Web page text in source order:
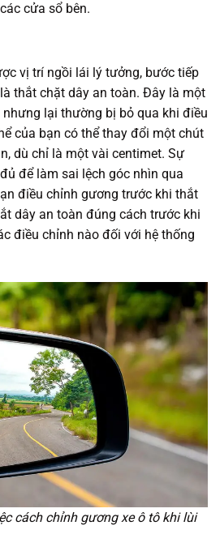
cửa sổ bên.
vị trí ngồi lái lý tưởng, bước tiếp
thắt chặt dây an toàn. Đây là một
lại thường bị bỏ qua khi điều
của bạn có thể thay đổi một chút
dù chỉ là một vài centimet. Sự
để làm sai lệch góc nhìn qua
điều chỉnh gương trước khi thắt
dây an toàn đúng cách trước khi
điều chỉnh nào đối với hệ thống
cách chỉnh gương xe ô tô khi lùi